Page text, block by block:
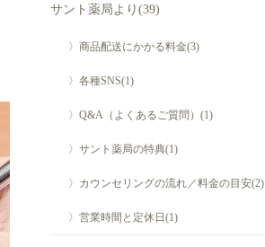
サント薬局より(39)
〉商品配送にかかる料金(3)
〉各種SNS(1)
〉Q&A（よくあるご質問）(1)
〉サント薬局の特典(1)
〉カウンセリングの流れ／料金の目安(2)
〉営業時間と定休日(1)